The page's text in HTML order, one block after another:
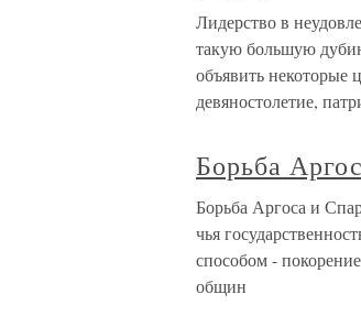
Лидерство в
такую большую
объявить
девяностолетие,
Борьба
Борьба Аргоса и
чья
способом -
общин